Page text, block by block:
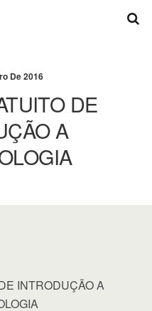
De 2016
DE
A